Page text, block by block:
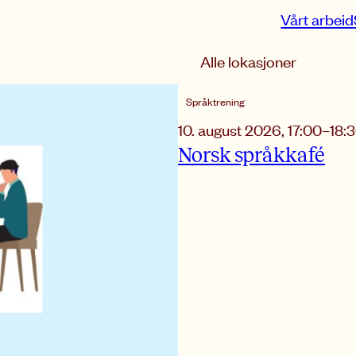
Vårt arbeid
Språktrening
10. august 2026,17:00–
Norsk språkkafé